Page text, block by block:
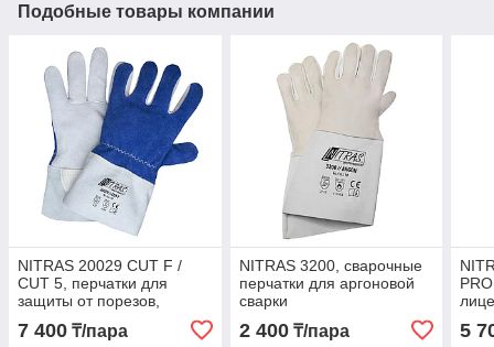
Подобные товары компании
NITRAS 20029 CUT F /
CUT 5, перчатки для
защиты от порезов,
комбинированная
лицевая кожа и спилок.
7 400 ₸/пара
NITRAS 3200, сварочные
перчатки для аргоновой
сварки
2 400₸/пара
без
5